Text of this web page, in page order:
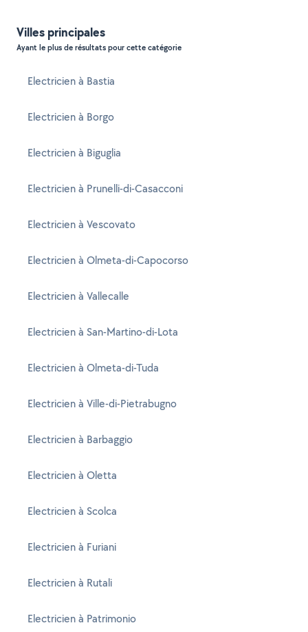
Villes principales
Ayant le plus de résultats pour cette catégorie
Electricien à Bastia
Electricien à Borgo
Electricien à Biguglia
Electricien à Prunelli-di-Casacconi
Electricien à Vescovato
Electricien à Olmeta-di-Capocorso
Electricien à Vallecalle
Electricien à San-Martino-di-Lota
Electricien à Olmeta-di-Tuda
Electricien à Ville-di-Pietrabugno
Electricien à Barbaggio
Electricien à Oletta
Electricien à Scolca
Electricien à Furiani
Electricien à Rutali
Electricien à Patrimonio